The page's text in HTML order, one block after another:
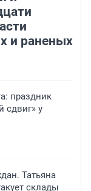
и раненых
праздник
сдвиг» у
Татьяна
склады